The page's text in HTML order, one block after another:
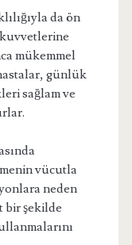
da ön
mükemmel
günlük
sağlam ve
vücutla
neden
bir şekilde